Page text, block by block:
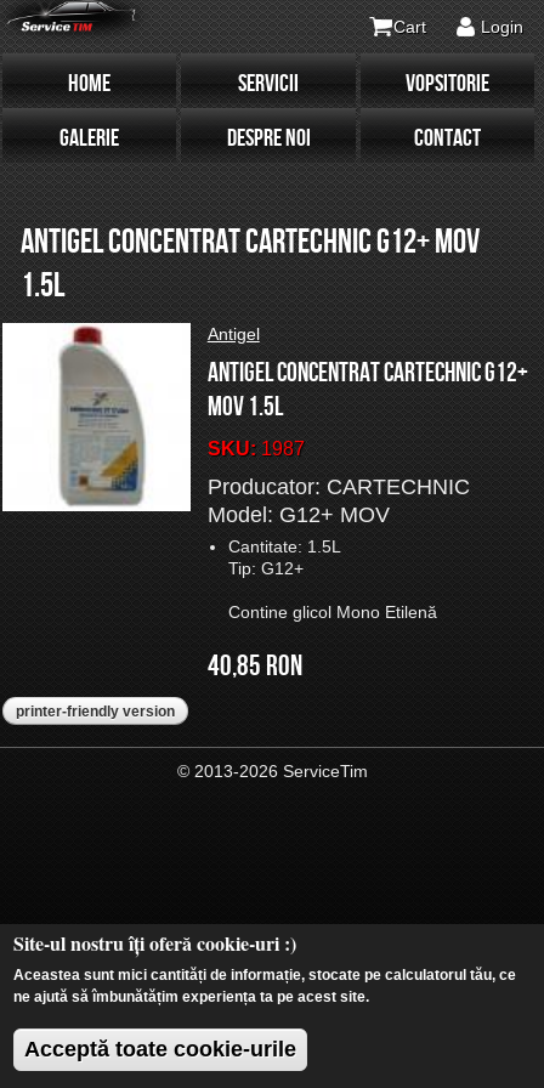
Cart Login
HOME SERVICII
VOPSITORIE
GALERIE
DESPRE NOI CONTACT
ANTIGEL CONCENTRAT CARTECHNIC G12+ MOV
1.5L
Antigel
Antigel concentrat CARTECHNIC G12+
MOV 1.5L
SKU:1987
Producator: CARTECHNIC
Model: G12+ MOV
Cantitate: 1.5L
Tip: G12+
Contine glicol Mono Etilenă
40,85 RON
printer-friendly version
© 2013-2026 ServiceTim
Site-ul nostru îți oferă cookie-uri :)
Aceastea sunt mici cantități de informație, stocate pe calculatorul tău, ce
ne ajută să îmbunătățim experiența ta pe acest site.
Acceptă toate cookie-urile